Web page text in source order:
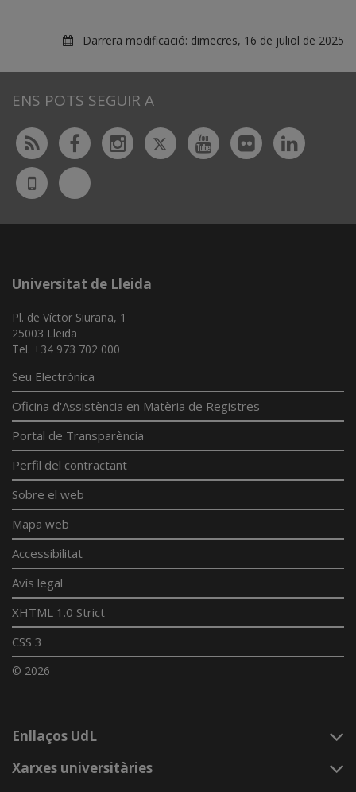
Darrera modificació: dimecres, 16 de juliol de 2025
ENS POTS SEGUIR A
Rss FacebookInstagram
TwitterYoutubeFlickr
UdL
App
Bluesky
Universitat de Lleida
Pl. de Víctor Siurana, 1
25003 Lleida
Tel. +34 973 702 000
Seu Electrònica
Oficina d'Assistència en Matèria de Registres
Portal de Transparència
Perfil del contractant
Sobre el web
Mapa web
Accessibilitat
Avís legal
XHTML 1.0 Strict
CSS 3
© 2026
Enllaços UdL
Xarxes universitàries